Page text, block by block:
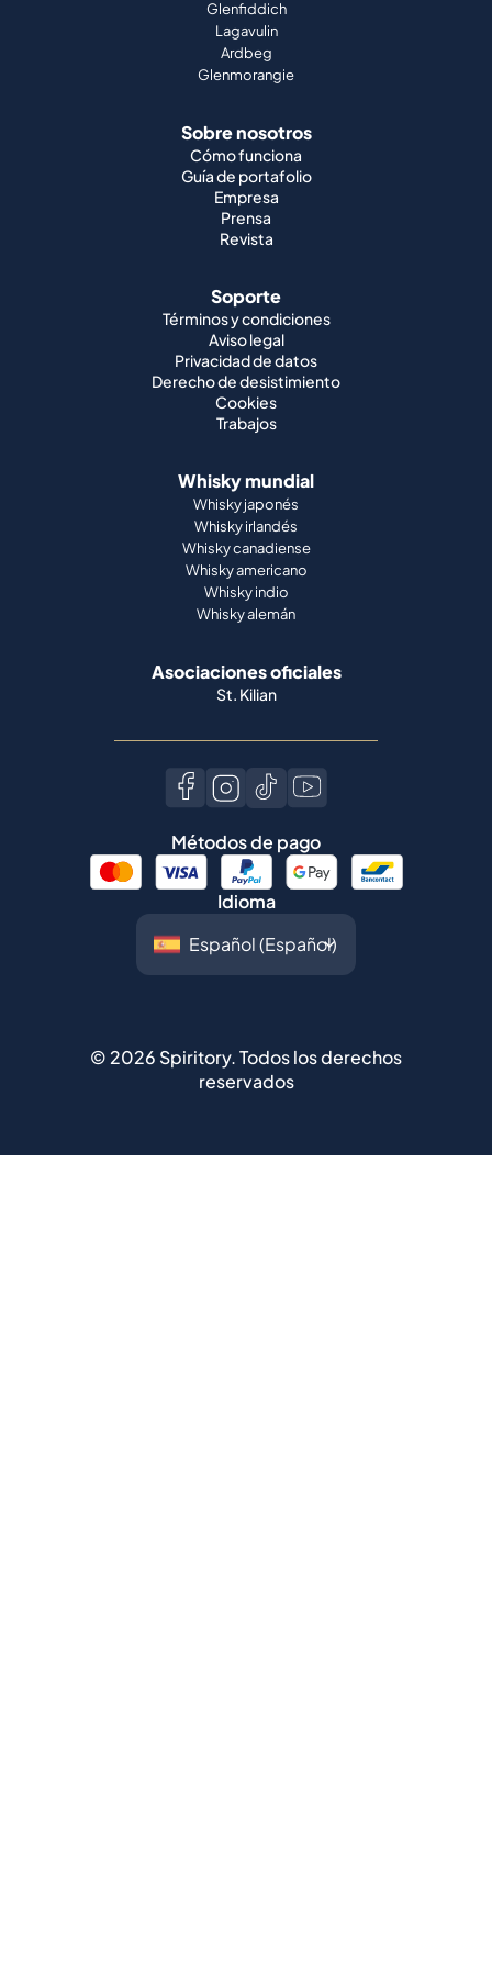
Glenfiddich
Lagavulin
Ardbeg
Glenmorangie
Sobre nosotros
Cómo funciona
Guía de portafolio
Empresa
Prensa
Revista
Soporte
Términos y condiciones
Aviso legal
Privacidad de datos
Derecho de desistimiento
Cookies
Trabajos
Whisky mundial
Whisky japonés
Whisky irlandés
Whisky canadiense
Whisky americano
Whisky indio
Whisky alemán
Asociaciones oficiales
St. Kilian
Métodos de pago
Idioma
© 2026 Spiritory.Todos los derechos
reservados